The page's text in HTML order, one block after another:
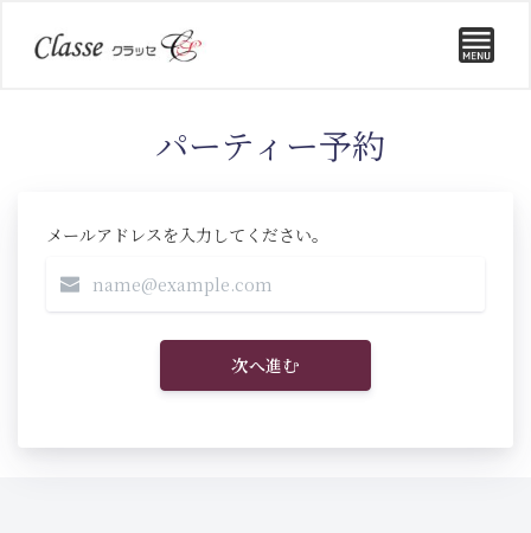
パーティー予約
メールアドレスを入力してください。
次へ進む